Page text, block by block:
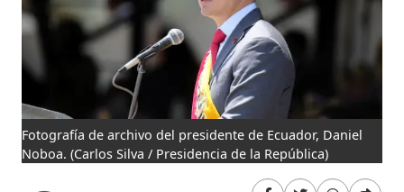
Fotografía de archivo del presidente de Ecuador, Daniel
Noboa. (Carlos Silva / Presidencia de la República)